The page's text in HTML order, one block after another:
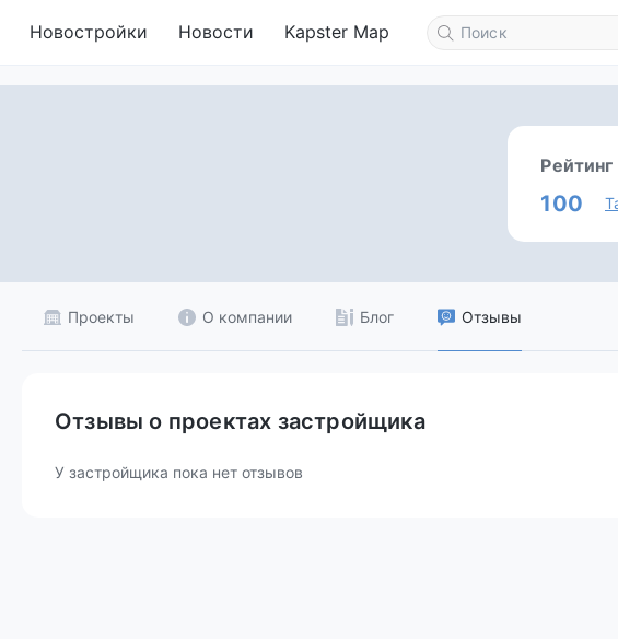
Новостройки Новости Kapster Map
Рейтинг
100
Проекты О компании Блог Отзывы
Отзывы о проектах застройщика
У застройщика пока нет отзывов